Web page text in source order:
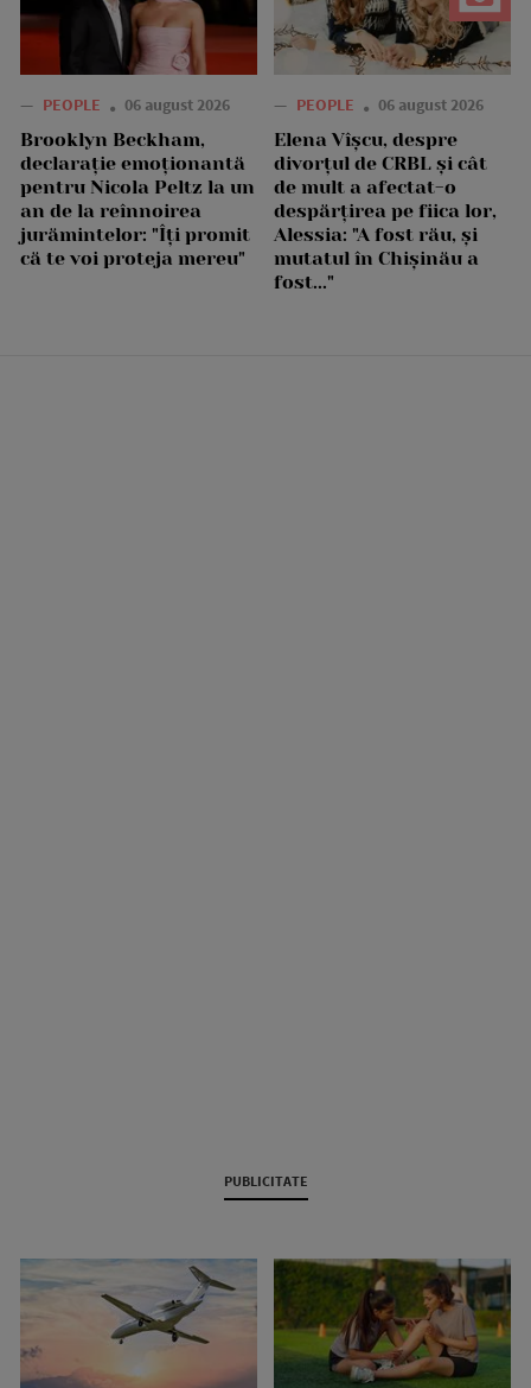
— PEOPLE 06 august 2026
Brooklyn Beckham,
declarație emoționantă
pentru Nicola Peltz la un
an de la reînnoirea
jurămintelor: "Îți promit
că te voi proteja mereu"
— PEOPLE 06 august 2026
Elena Vîșcu, despre
divorțul de CRBL și cât
de mult a afectat-o
despărțirea pe fiica lor,
Alessia: "A fost rău, și
mutatul în Chișinău a
fost..."
PUBLICITATE